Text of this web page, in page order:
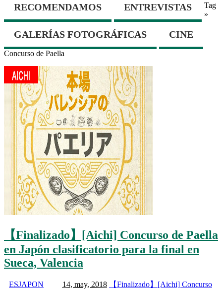
RECOMENDAMOS ENTREVISTAS
GALERÍAS FOTOGRÁFICAS CINE
Tag
»
Concurso de Paella
【Finalizado】[Aichi] Concurso de Paella
en Japón clasificatorio para la final en
Sueca, Valencia
ESJAPON 14, may, 2018
【Finalizado】[Aichi] Concurso